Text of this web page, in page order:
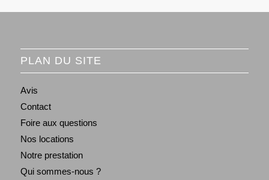
PLAN DU SITE
Avis
Contact
Foire aux questions
Nos locations
Notre prestation
Qui sommes-nous ?